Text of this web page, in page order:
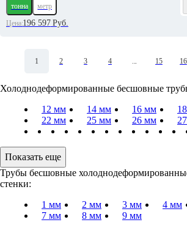
тонна
метр
Цена:196 597Руб.
1 2 3 4 ... 15 16
Холоднодеформированные бесшовные
12 мм
14 мм 16 мм
22 мм
25 мм 26 мм
Показать еще
Трубы бесшовные
стенки:
1 мм
2 мм 3 мм 4 мм
7 мм
8 мм 9 мм